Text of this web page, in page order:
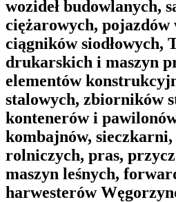
wozideł budowlanych,
ciężarowych, pojazdów
ciągników siodłowych,
drukarskich i maszyn
elementów
stalowych, zbiorników
kontenerów i
kombajnów,
rolniczych, pras,
maszyn leśnych,
harwesterów